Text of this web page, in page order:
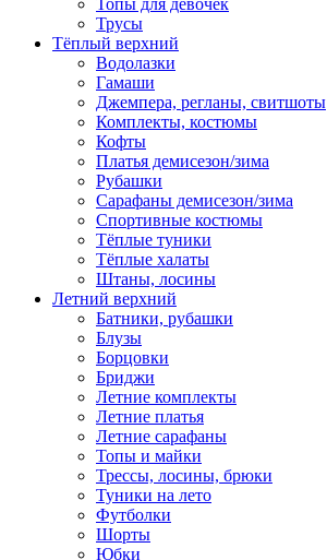
Трусы
Тёплый верхний
Водолазки
Гамаши
Джемпера, регланы, свитшоты
Комплекты, костюмы
Кофты
Платья демисезон/зима
Рубашки
Сарафаны демисезон/зима
Спортивные костюмы
Тёплые туники
Тёплые халаты
Штаны, лосины
Летний верхний
Батники, рубашки
Блузы
Борцовки
Бриджи
Летние комплекты
Летние платья
Летние сарафаны
Топы и майки
Трессы, лосины, брюки
Туники на лето
Футболки
Шорты
Юбки